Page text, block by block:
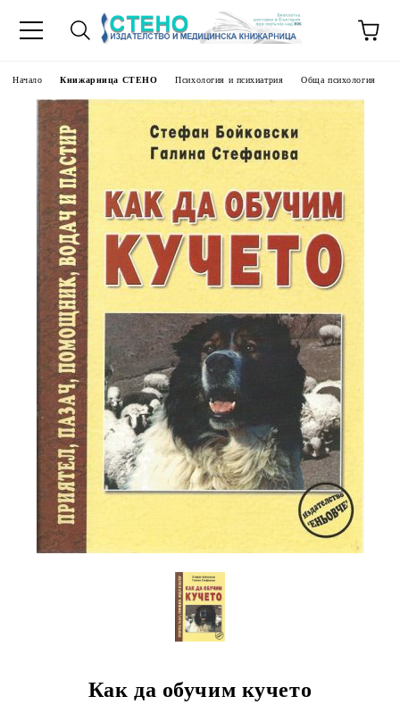
Начало Книжарница СТЕНО Психология и психиатрия Обща психология
Как да обучим кучето